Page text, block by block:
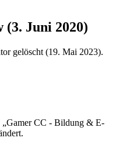
(3. Juni 2020)
gelöscht (19. Mai 2023).
„Gamer CC - Bildung & E-